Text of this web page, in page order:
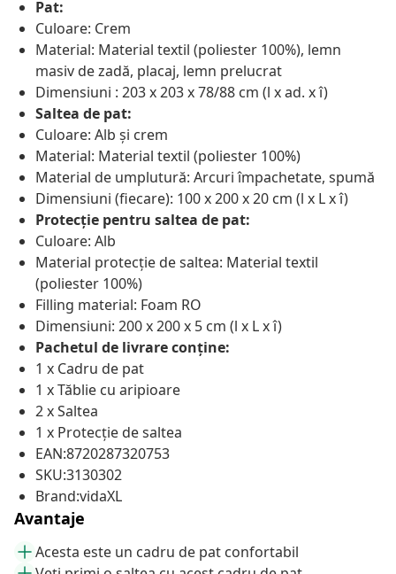
Pat:
Culoare: Crem
Material: Material textil (poliester 100%), lemn
masiv de zadă, placaj, lemn prelucrat
Dimensiuni : 203 x 203 x 78/88 cm (l x ad. x î)
Saltea de pat:
Culoare: Alb și crem
Material: Material textil (poliester 100%)
Material de umplutură: Arcuri împachetate, spumă
Dimensiuni (fiecare): 100 x 200 x 20 cm (l x L x î)
Protecție pentru saltea de pat:
Culoare: Alb
Material protecție de saltea: Material textil
(poliester 100%)
Filling material: Foam RO
Dimensiuni: 200 x 200 x 5 cm (l x L x î)
Pachetul de livrare conține:
1 x Cadru de pat
1 x Tăblie cu aripioare
2 x Saltea
1 x Protecție de saltea
EAN:8720287320753
SKU:3130302
Brand:vidaXL
Avantaje
Acesta este un cadru de pat confortabil